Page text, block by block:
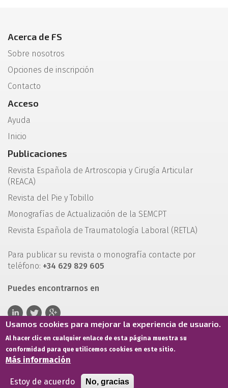
Acerca de FS
Sobre nosotros
Opciones de inscripción
Contacto
Acceso
Ayuda
Inicio
Publicaciones
Revista Española de Artroscopia y Cirugía Articular
(REACA)
Revista del Pie y Tobillo
Monografías de Actualización de la SEMCPT
Revista Española de Traumatología Laboral (RETLA)
Para publicar su revista o monografía contacte por
teléfono: +34 629 829 605
Puedes encontrarnos en
Términos de servicio Política de privacidad
Usamos cookies para mejorar la experiencia de usuario.
Al hacer clic en cualquier enlace de esta página muestra su
conformidad para que utilicemos cookies en este sitio.
Más información
Estoy de acuerdo No, gracias